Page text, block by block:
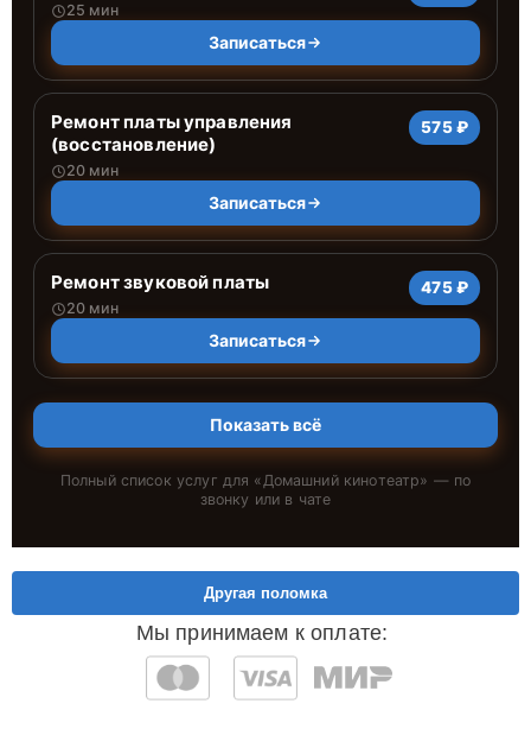
25 мин
Записаться
Ремонт платы управления
(восстановление)
20 мин
575 ₽
Записаться
Ремонт звуковой платы
20 мин
475 ₽
Записаться
Показать всё
Полный список услуг для «Домашний кинотеатр» — по
звонку или в чате
Мы принимаем к оплате:
Другая поломка